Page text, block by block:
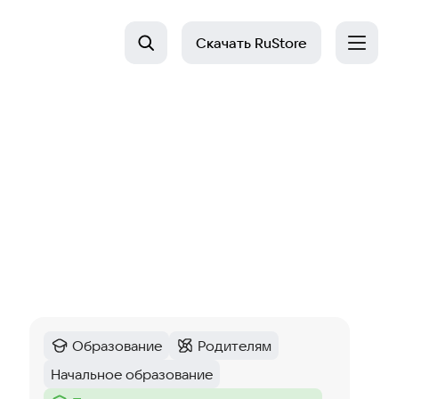
Скачать RuStore
Категория:
Образование
Категория:
Родителям
Тег :
Начальное образование